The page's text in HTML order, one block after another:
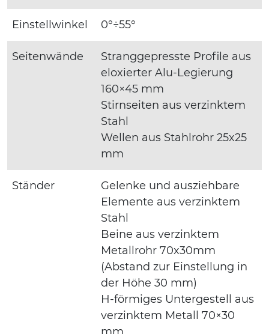
Einstellwinkel 0°÷55°
Seitenwände
Stranggepresste Profile aus
eloxierter Alu-Legierung
160×45 mm
Stirnseiten aus verzinktem
Stahl
Wellen aus Stahlrohr 25x25
mm
Ständer
Gelenke und ausziehbare
Elemente aus verzinktem
Stahl
Beine aus verzinktem
Metallrohr 70x30mm
(Abstand zur Einstellung in
der Höhe 30 mm)
H-förmiges Untergestell aus
verzinktem Metall 70×30